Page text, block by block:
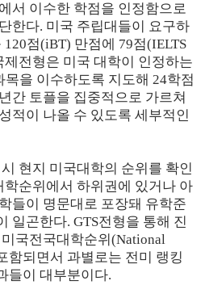
서 이수한 학점을 인정함으로
한다. 미국 주립대들이 요구하
점(iBT) 만점에 79점(IELTS
제전형은 미국 대학이 인정하는
을 이수하도록 지도해 24학점
간 토플을 집중적으로 가르쳐
적이 나올 수 있도록 세부적인
현지 미국대학의 순위를 확인
순위에서 하위권에 있거나 아
들이 명문대로 포장돼 유학준
일곤한다. GTS전형을 통해 진
국전국대학순위(National
함되면서 과별로는 전미 랭킹
들이 대부분이다.